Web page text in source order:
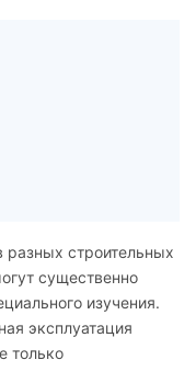
разных строительных
существенно
изучения.
эксплуатация
только